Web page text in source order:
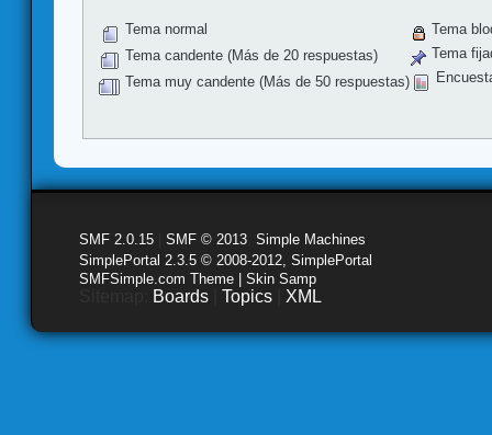
Tema normal
Tema candente (Más de 20 respuestas)
Tema muy candente (Más de 50 respuestas)
Tema
Tema
SMF 2.0.15 SMF © 2013 Simple Machines
SimplePortal 2.3.5 © 2008-2012, SimplePortal
SMFSimple.com Theme | Skin Samp
Boards Topics XML